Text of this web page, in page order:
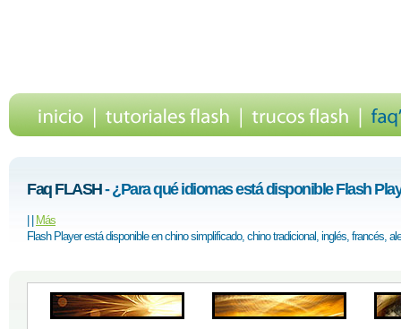
Faq FLASH- ¿Para qué idiomas está disponible Flash
Más
Flash Player está disponible en chino simplificado, chino tradicional, inglés, francés,